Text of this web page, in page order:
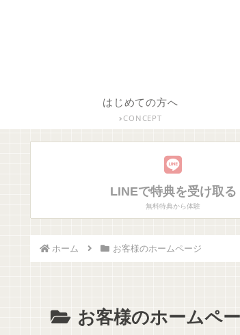
はじめての方へ
CONCEPT
LINEで特典を受け取る
無料特典から体験
ホーム お客様のホームページ
お客様のホームペ